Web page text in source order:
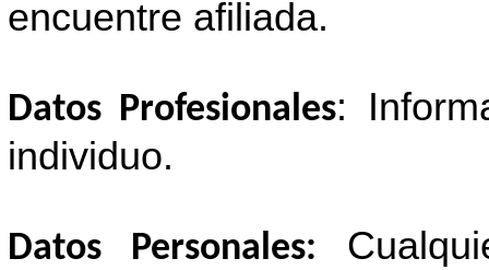
encuentre afiliada.
Datos Profesionales:
individuo.
Datos Personales: